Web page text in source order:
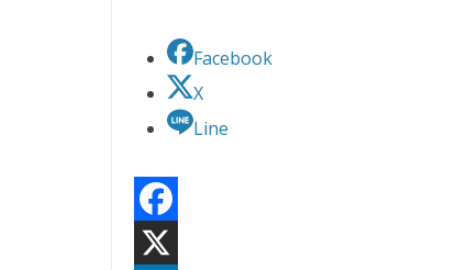
Facebook
X
Line